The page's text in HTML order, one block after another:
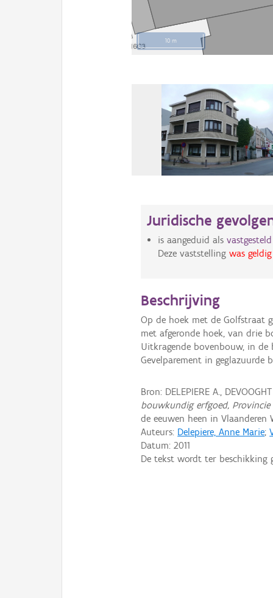
10 m
Juridische
is aangeduid als
Deze vaststelling was geldig
Beschrijving
Op de hoek met de Golfstraat
met afgeronde hoek, van drie
Uitkragende bovenbouw, in de
Gevelparement in
Bron: DELEPIERE A.,
bouwkundig erfgoed, Provincie
de eeuwen heen in Vlaanderen
Auteurs: Delepiere, Anne Marie;
Datum:2011
De tekst wordt ter beschikking